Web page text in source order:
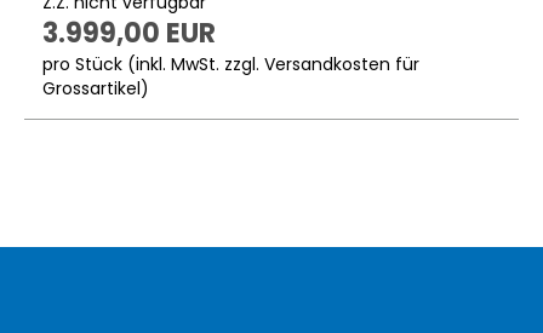
3.999,00 EUR
pro Stück (inkl. MwSt. zzgl. Versandkosten für
Grossartikel)